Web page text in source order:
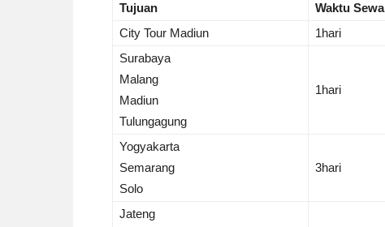
Tujuan Waktu Sewa
City Tour Madiun
1hari
Surabaya
Malang
Madiun
Tulungagung
1hari
Yogyakarta
Semarang
Solo
3hari
Jateng